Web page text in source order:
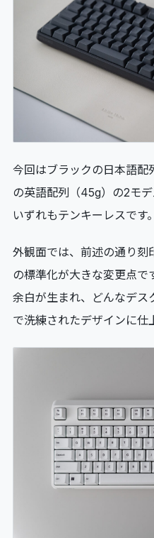
今回はブラックの日本語配
の英語配列（45g）の2モデ
いずれもテンキーレスです。
外観面では、前述の通り刻
の標準化が大きな変更点で
余白が生まれ、どんなデス
で洗練されたデザインに仕